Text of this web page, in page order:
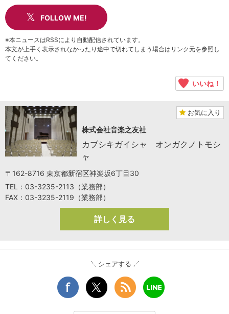
FOLLOW ME!
※本ニュースはRSSにより自動配信されています。
本文が上手く表示されなかったり途中で切れてしまう場合はリンク元を参照し
てください。
いいね！
お気に入り
株式会社音楽之友社
カブシキガイシャ オンガクノトモシ
ャ
〒162-8716 東京都新宿区神楽坂6丁目30
TEL：03-3235-2113（業務部）
FAX：03-3235-2119（業務部）
詳しく見る
シェアする